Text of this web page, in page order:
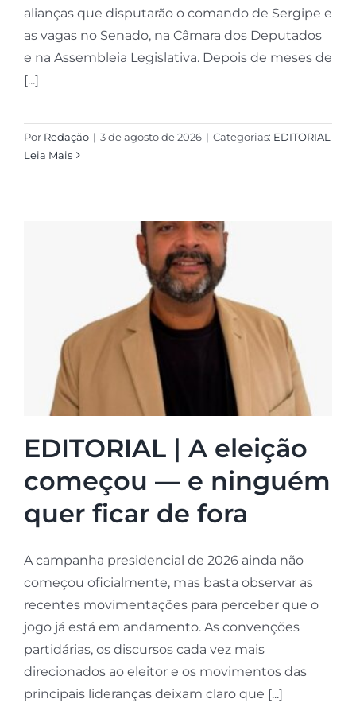
alianças que disputarão o comando de Sergipe e
as vagas no Senado, na Câmara dos Deputados
e na Assembleia Legislativa. Depois de meses de
[...]
Por Redação | 3 de agosto de 2026 | Categorias: EDITORIAL
Leia Mais
EDITORIAL | A eleição
começou — e ninguém
quer ficar de fora
A campanha presidencial de 2026 ainda não
começou oficialmente, mas basta observar as
recentes movimentações para perceber que o
jogo já está em andamento. As convenções
partidárias, os discursos cada vez mais
direcionados ao eleitor e os movimentos das
principais lideranças deixam claro que [...]